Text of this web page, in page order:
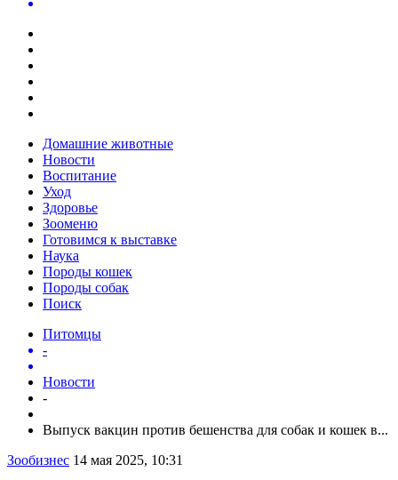
Домашние животные
Новости
Воспитание
Уход
Здоровье
Зооменю
Готовимся к выставке
Наука
Породы кошек
Породы собак
Поиск
Питомцы
-
Новости
-
Выпуск вакцин против бешенства для собак и кошек в...
Зообизнес 14 мая 2025, 10:31